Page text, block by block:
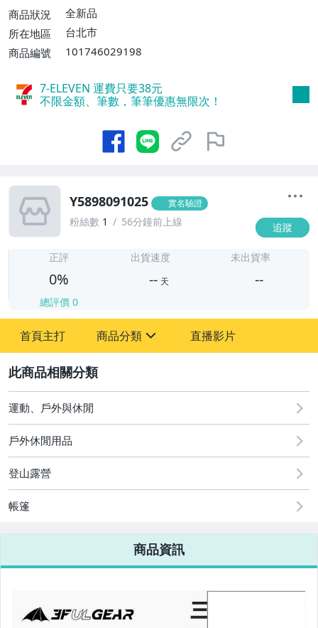
商品狀況
全新品
所在地區
台北市
商品編號
101746029198
7-ELEVEN 運費只要38元
不限金額、筆數，筆筆優惠無限次！
Y5898091025 實名驗證
粉絲數 1 56分鐘前上線 追蹤
正評
0%
總評價 0
出貨速度
-- 天
未出貨率
--
首頁主打 商品分類
圖書/影音/文具
古董、藝術與礦石
手機、配件與通訊
美容保養與彩妝
電腦、平板與周邊
嬰幼兒與孕婦
直播影片
運動、戶外與休閒
戶外休閒用品
登山露營
帳篷
商品資訊